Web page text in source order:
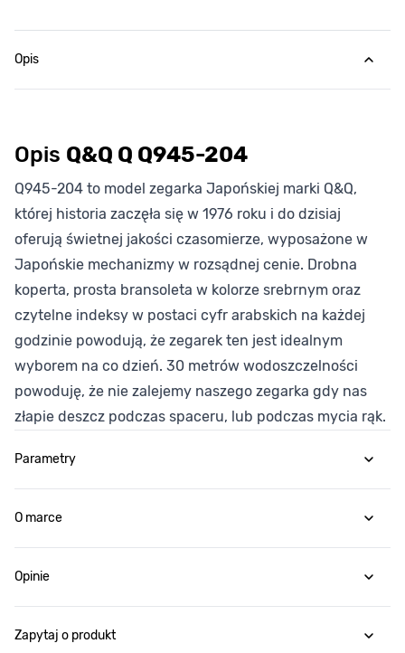
Opis
Opis Q&Q Q Q945-204
Q945-204 to model zegarka Japońskiej marki Q&Q,
której historia zaczęła się w 1976 roku i do dzisiaj
oferują świetnej jakości czasomierze, wyposażone w
Japońskie mechanizmy w rozsądnej cenie. Drobna
koperta, prosta bransoleta w kolorze srebrnym oraz
czytelne indeksy w postaci cyfr arabskich na każdej
godzinie powodują, że zegarek ten jest idealnym
wyborem na co dzień. 30 metrów wodoszczelności
powoduję, że nie zalejemy naszego zegarka gdy nas
złapie deszcz podczas spaceru, lub podczas mycia rąk.
Parametry
O marce
Opinie
Zapytaj o produkt